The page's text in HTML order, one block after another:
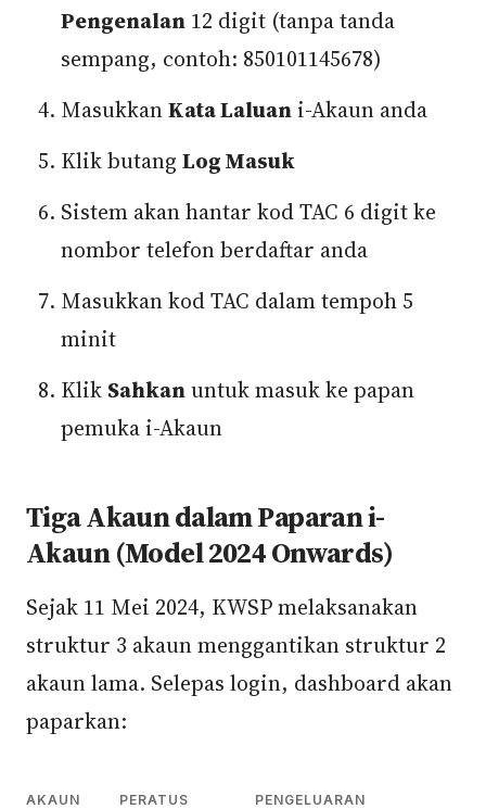
Pengenalan 12 digit (tanpa tanda
sempang, contoh: 850101145678)
MasukkanKata Laluan i-Akaun anda
Klik butang Log Masuk
Sistem akan hantar kod TAC 6 digit ke
nombor telefon berdaftar anda
Masukkan kod TAC dalam tempoh 5
minit
Klik Sahkanuntuk masuk ke papan
pemuka i-Akaun
Tiga Akaun dalam Paparan i-
Akaun (Model 2024 Onwards)
Sejak 11 Mei 2024, KWSP melaksanakan
struktur 3 akaun menggantikan struktur 2
akaun lama. Selepas login, dashboard akan
paparkan:
AKAUN
PERATUS
PENGELUARAN